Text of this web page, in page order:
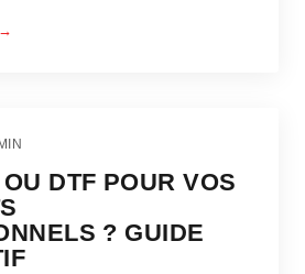
DTF POUR VOS
? GUIDE